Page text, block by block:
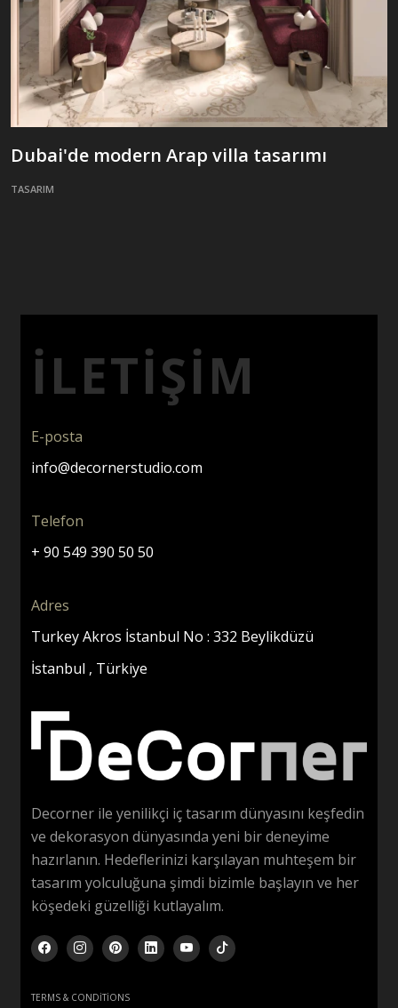
Dubai'de modern Arap villa tasarımı
TASARIM
İLETIŞIM
E-posta
info@decornerstudio.com
Telefon
+ 90 549 390 50 50
Adres
Turkey Akros İstanbul No : 332 Beylikdüzü
İstanbul , Türkiye
Decorner ile yenilikçi iç tasarım dünyasını keşfedin
ve dekorasyon dünyasında yeni bir deneyime
hazırlanın. Hedeflerinizi karşılayan muhteşem bir
tasarım yolculuğuna şimdi bizimle başlayın ve her
köşedeki güzelliği kutlayalım.
TERMS & CONDITIONS